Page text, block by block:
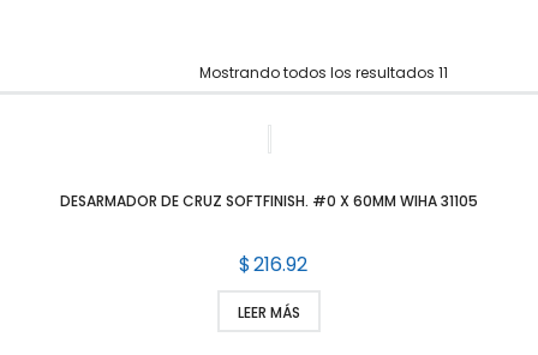
Mostrando todos los resultados 11
DESARMADOR DE CRUZ SOFTFINISH. #0 X 60MM WIHA 31105
$216.92
LEER MÁS